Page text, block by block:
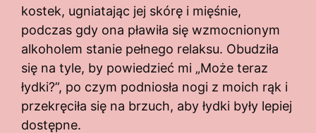
kostek, ugniatając jej skórę i mięśnie,
podczas gdy ona pławiła się wzmocnionym
alkoholem stanie pełnego relaksu. Obudziła
się na tyle, by powiedzieć mi „Może teraz
łydki?”, po czym podniosła nogi z moich rąk i
przekręciła się na brzuch, aby łydki były lepiej
dostępne.